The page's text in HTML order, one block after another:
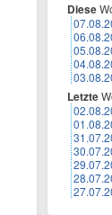
Diese
Letzte